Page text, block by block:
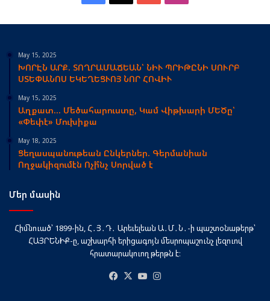
May 15, 2025
ԽՈՐԷՆ ԱՐՔ. ՏՈՂՐԱՄԱՃԵԱՆ՝ ՆԻՒ ՊՐԻԹԸՆԻ ՍՈՒՐԲ
ՍՏԵՓԱՆՈՍ ԵԿԵՂԵՑՒՈՅ ՆՈՐ ՀՈՎԻՒ
May 15, 2025
Աղքատ… Մեծահարուստը, Կամ Վիթխարի ՄԵԾը՝
«Փեփէ» Մուխիքա
May 18, 2025
Ցեղասպանութեան Ընկերներ. Գերմանիան
Ողջակիզումէն Ոչի՞նչ Սորված է
Մեր մասին
Հիմնուած՝ 1899-ին, Հ․Յ․Դ․ Արեւելեան Ա․Մ․Ն․-ի պաշտօնաթերթ՝
ՀԱՅՐԵՆԻՔ-ը, աշխարհի երիցագոյն մեսրոպաշունչ լեզուով
հրատարակուող թերթն է։
Facebook
X YouTube